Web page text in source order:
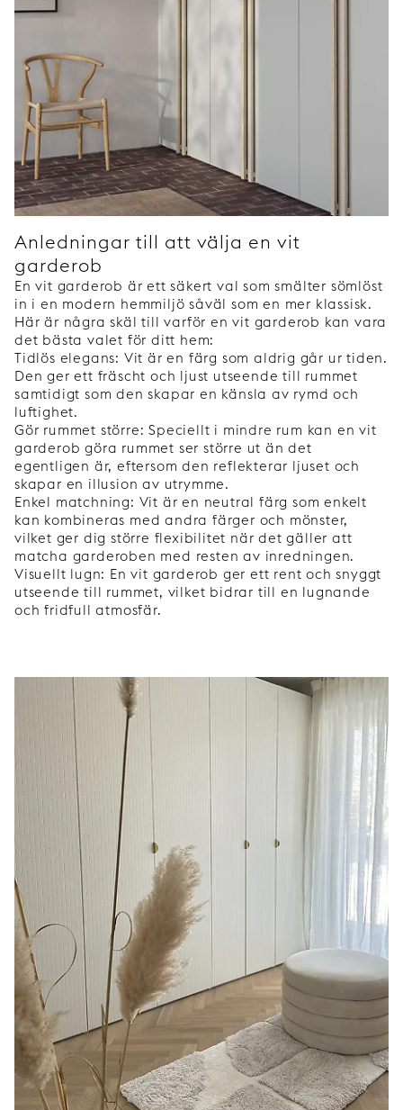
Anledningar till att välja en vit
garderob
En vit garderob är ett säkert val som smälter sömlöst
in i en modern hemmiljö såväl som en mer klassisk.
Här är några skäl till varför en vit garderob kan vara
det bästa valet för ditt hem:
Tidlös elegans: Vit är en färg som aldrig går ur tiden.
Den ger ett fräscht och ljust utseende till rummet
samtidigt som den skapar en känsla av rymd och
luftighet.
Gör rummet större: Speciellt i mindre rum kan en vit
garderob göra rummet ser större ut än det
egentligen är, eftersom den reflekterar ljuset och
skapar en illusion av utrymme.
Enkel matchning: Vit är en neutral färg som enkelt
kan kombineras med andra färger och mönster,
vilket ger dig större flexibilitet när det gäller att
matcha garderoben med resten av inredningen.
Visuellt lugn: En vit garderob ger ett rent och snyggt
utseende till rummet, vilket bidrar till en lugnande
och fridfull atmosfär.